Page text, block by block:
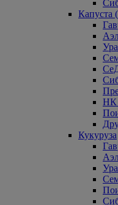
Капуста
НК
Кукуруза